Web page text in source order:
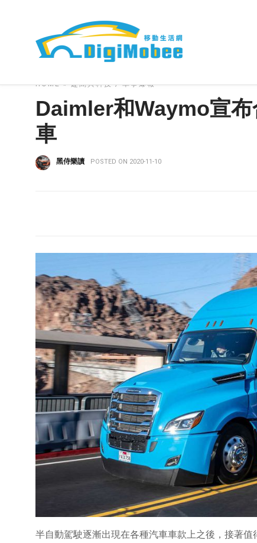
HOME»趣聞與科技 車事爆報
Daimler和Waymo宣
車
黑侍樂讀 POSTED ON 2020-11-10
半自動駕駛逐漸出現在各種汽車車款上之後，接著